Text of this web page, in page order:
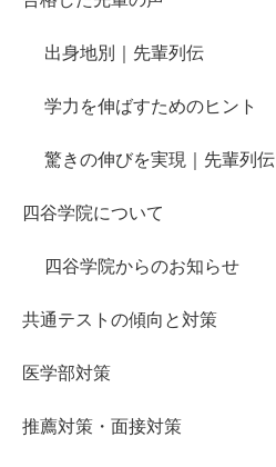
出身地別｜先輩列伝
学力を伸ばすためのヒント
驚きの伸びを実現｜先輩列伝
四谷学院について
四谷学院からのお知らせ
共通テストの傾向と対策
医学部対策
推薦対策・面接対策